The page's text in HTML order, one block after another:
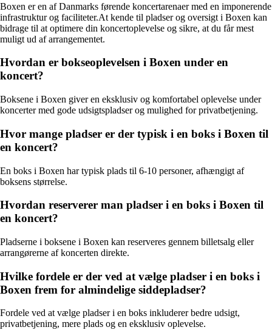
Boxen er en af Danmarks førende koncertarenaer med en imponerende
infrastruktur og faciliteter.At kende til pladser og oversigt i Boxen kan
bidrage til at optimere din koncertoplevelse og sikre, at du får mest
muligt ud af arrangementet.
Hvordan er bokseoplevelsen i Boxen under en
koncert?
Boksene i Boxen giver en eksklusiv og komfortabel oplevelse under
koncerter med gode udsigtspladser og mulighed for privatbetjening.
Hvor mange pladser er der typisk i en boks i Boxen til
en koncert?
En boks i Boxen har typisk plads til 6-10 personer, afhængigt af
boksens størrelse.
Hvordan reserverer man pladser i en boks i Boxen til
en koncert?
Pladserne i boksene i Boxen kan reserveres gennem billetsalg eller
arrangørerne af koncerten direkte.
Hvilke fordele er der ved at vælge pladser i en boks i
Boxen frem for almindelige siddepladser?
Fordele ved at vælge pladser i en boks inkluderer bedre udsigt,
privatbetjening, mere plads og en eksklusiv oplevelse.